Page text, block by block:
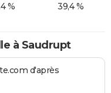
% 39,4 %
à Saudrupt
d'après